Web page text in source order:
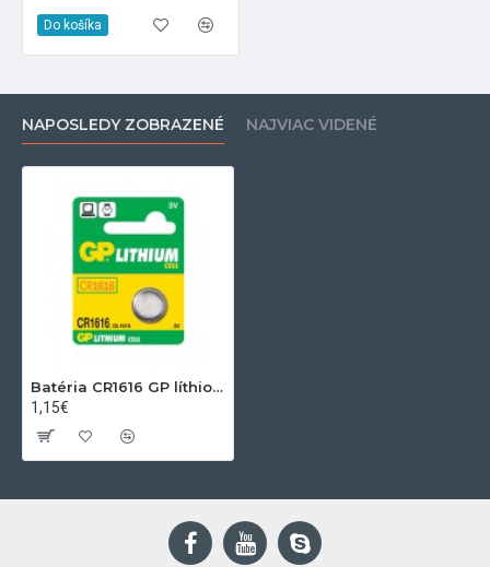
Do košíka
NAPOSLEDY ZOBRAZENÉ NAJVIAC VIDENÉ
Batéria CR1616 GP líthiová
1,15€